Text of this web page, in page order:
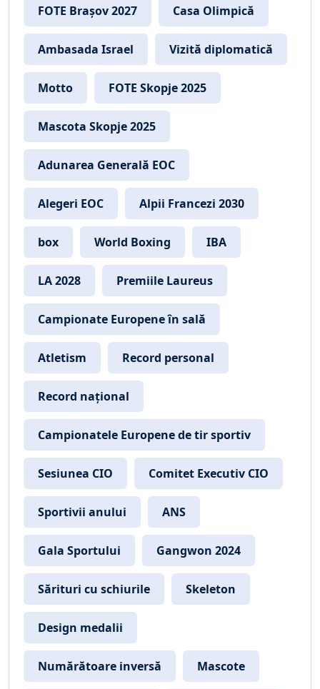
FOTE Brașov 2027 Casa Olimpică
Ambasada Israel Vizită diplomatică
Motto FOTE Skopje 2025
Mascota Skopje 2025
Adunarea Generală EOC
Alegeri EOC Alpii Francezi 2030
box World Boxing IBA
LA 2028 Premiile Laureus
Campionate Europene în sală
Atletism Record personal
Record național
Campionatele Europene de tir sportiv
Sesiunea CIO Comitet Executiv CIO
Sportivii anului ANS
Gala Sportului Gangwon 2024
Sărituri cu schiurile Skeleton
Design medalii
Numărătoare inversă Mascote